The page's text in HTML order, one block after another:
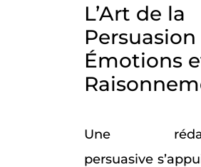
L’Art de la
Persuasion
Émotions
Une
persuasive